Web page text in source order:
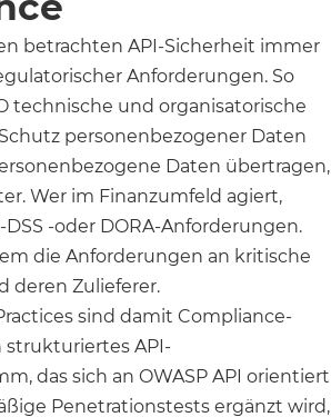
betrachten API-Sicherheit immer
Anforderungen. So
technische und organisatorische
personenbezogener Daten
Daten übertragen,
Wer im Finanzumfeld agiert,
-oder DORA-Anforderungen.
die Anforderungen an kritische
deren Zulieferer.
sind damit Compliance-
strukturiertes API-
das sich an OWASP API orientiert
Penetrationstests ergänzt wird,